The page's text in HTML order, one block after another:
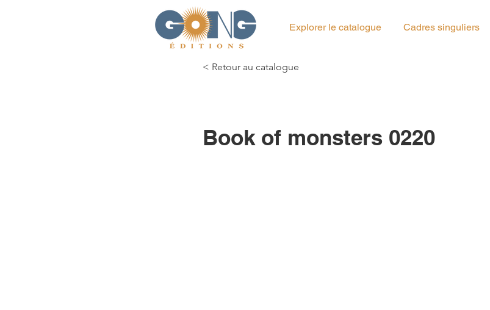
Explorer le catalogue Cadres singuliers
< Retour au catalogue
Book of monsters 0220